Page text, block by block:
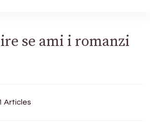
se ami i romanzi
Articles